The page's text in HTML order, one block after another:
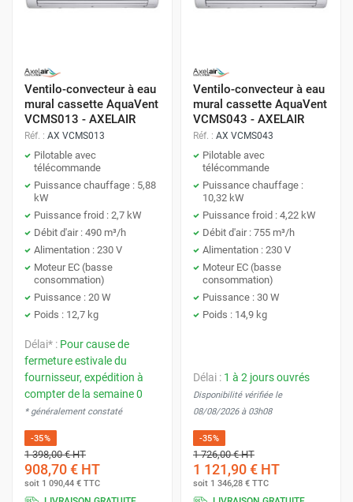
Ventilo-convecteur à eau
mural cassette AquaVent
VCMS013 - AXELAIR
Réf. : AX VCMS013
Pilotable avec
télécommande
Puissance chauffage : 5,88
kW
Puissance froid : 2,7 kW
Débit d'air : 490 m³/h
Alimentation : 230 V
Moteur EC (basse
consommation)
Puissance : 20 W
Poids : 12,7 kg
Délai* : Pour cause de
fermeture estivale du
fournisseur, expédition à
compter de la semaine 0
* généralement constaté
-35%
1 398,00 €HT
908,70 € HT
soit 1 090,44 € TTC
Ventilo-convecteur à eau
mural cassette AquaVent
VCMS043 - AXELAIR
Réf. : AX VCMS043
Pilotable avec
télécommande
Puissance chauffage :
10,32 kW
Puissance froid : 4,22 kW
Débit d'air : 755 m³/h
Alimentation : 230 V
Moteur EC (basse
consommation)
Puissance : 30 W
Poids : 14,9 kg
Délai : 1 à 2 jours ouvrés
Disponibilité vérifiée le
08/08/2026 à 03h08
-35%
1 726,00 €HT
1 121,90 € HT
soit 1 346,28 € TTC